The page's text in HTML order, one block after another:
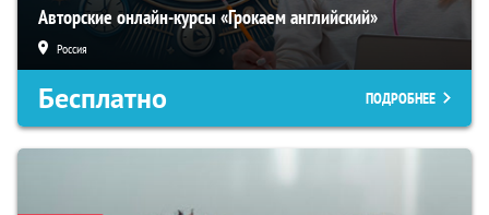
Авторские онлайн-курсы «Грокаем английский»
Россия
Бесплатно ПОДРОБНЕЕ